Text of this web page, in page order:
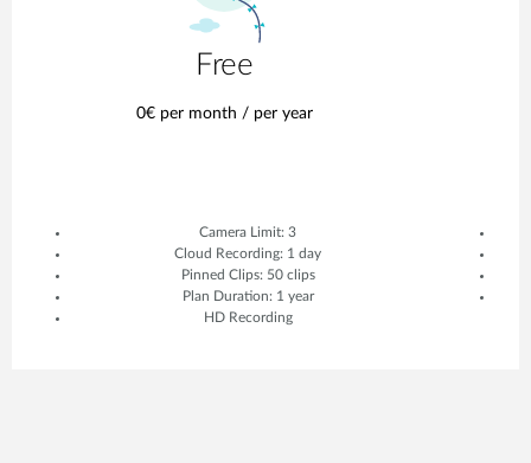
Free
0€ per month / per year
Camera Limit: 3
Cloud Recording: 1 day
Pinned Clips: 50 clips
Plan Duration: 1 year
HD Recording